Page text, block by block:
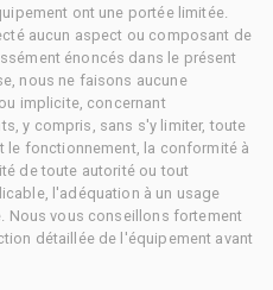
ont une portée limitée.
aucun aspect ou composant de
énoncés dans le présent
nous ne faisons aucune
implicite, concernant
y compris, sans s'y limiter, toute
le fonctionnement, la conformité à
de toute autorité ou tout
l'adéquation à un usage
Nous vous conseillons fortement
détaillée de l'équipement avant